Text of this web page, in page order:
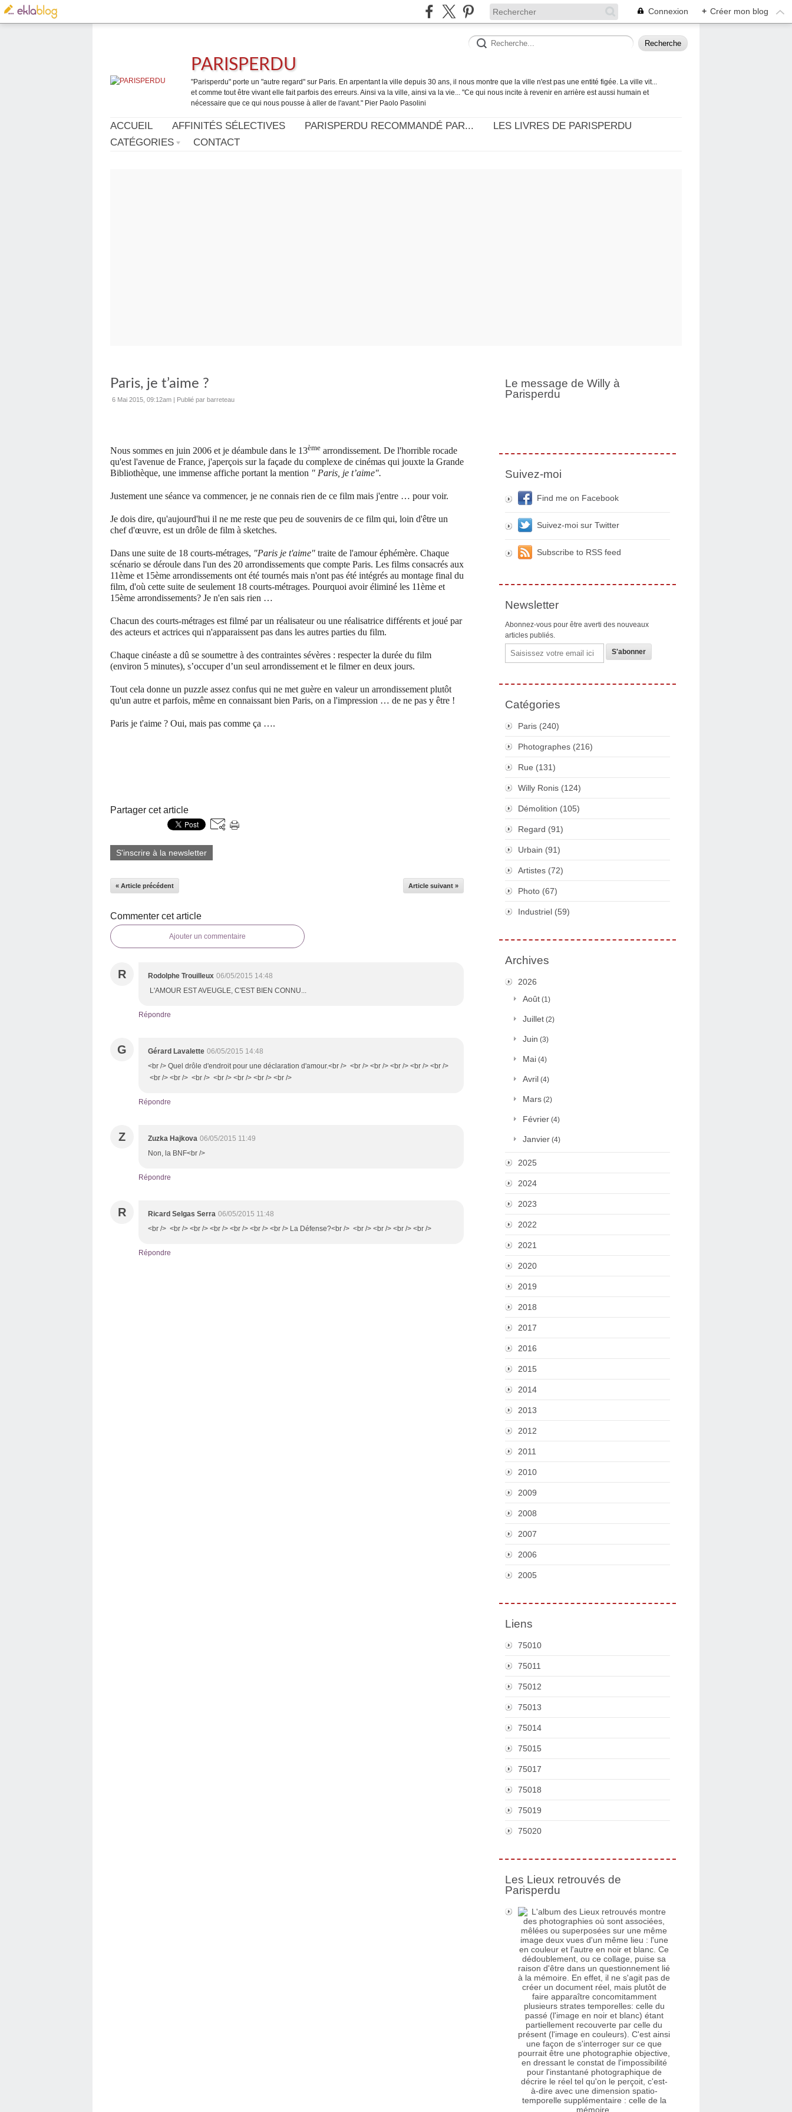
Connexion + Créer mon blog
PARISPERDU
"Parisperdu" porte un "autre regard" sur Paris. En arpentant la ville depuis 30 ans, il nous montre que la ville n'est pas une entité figée. La ville vit...
et comme tout être vivant elle fait parfois des erreurs. Ainsi va la ville, ainsi va la vie... "Ce qui nous incite à revenir en arrière est aussi humain et
nécessaire que ce qui nous pousse à aller de l'avant." Pier Paolo Pasolini
ACCUEIL AFFINITÉS SÉLECTIVES PARISPERDU RECOMMANDÉ PAR...
LES LIVRES DE PARISPERDU
CATÉGORIES
CONTACT
Paris, je t’aime ?
6 Mai 2015, 09:12am | Publié par barreteau
Nous sommes en juin 2006 et je déambule dans le 13ème arrondissement. De l'horrible rocade
qu'est l'avenue de France, j'aperçois sur la façade du complexe de cinémas qui jouxte la Grande
Bibliothèque, une immense affiche portant la mention " Paris, je t’aime".
Justement une séance va commencer, je ne connais rien de ce film mais j'entre … pour voir.
Je dois dire, qu'aujourd'hui il ne me reste que peu de souvenirs de ce film qui, loin d'être un
chef d'œuvre, est un drôle de film à sketches.
Dans une suite de 18 courts-métrages, "Paris je t'aime" traite de l'amour éphémère. Chaque
scénario se déroule dans l'un des 20 arrondissements que compte Paris. Les films consacrés aux
11ème et 15ème arrondissements ont été tournés mais n'ont pas été intégrés au montage final du
film, d'où cette suite de seulement 18 courts-métrages. Pourquoi avoir éliminé les 11ème et
15ème arrondissements? Je n'en sais rien …
Chacun des courts-métrages est filmé par un réalisateur ou une réalisatrice différents et joué par
des acteurs et actrices qui n'apparaissent pas dans les autres parties du film.
Chaque cinéaste a dû se soumettre à des contraintes sévères : respecter la durée du film
(environ 5 minutes), s’occuper d’un seul arrondissement et le filmer en deux jours.
Tout cela donne un puzzle assez confus qui ne met guère en valeur un arrondissement plutôt
qu'un autre et parfois, même en connaissant bien Paris, on a l'impression … de ne pas y être !
Paris je t'aime ? Oui, mais pas comme ça ….
Partager cet article
S'inscrire à la newsletter
« Article précédent Article suivant »
Commenter cet article
Ajouter un commentaire
R Rodolphe Trouilleux 06/05/2015 14:48
L'AMOUR EST AVEUGLE, C'EST BIEN CONNU...
Répondre
G Gérard Lavalette 06/05/2015 14:48
<br /> Quel drôle d'endroit pour une déclaration d'amour.<br /> <br /> <br /> <br /> <br /> <br />
<br /> <br /> <br /> <br /> <br /> <br /> <br />
Répondre
Z Zuzka Hajkova 06/05/2015 11:49
Non, la BNF<br />
Répondre
R Ricard Selgas Serra 06/05/2015 11:48
<br /> <br /> <br /> <br /> <br /> <br /> <br /> La Défense?<br /> <br /> <br /> <br /> <br />
Répondre
Le message de Willy à
Parisperdu
Suivez-moi
Find me on Facebook
Suivez-moi sur Twitter
Subscribe to RSS feed
Newsletter
Abonnez-vous pour être averti des nouveaux
articles publiés.
Email
Catégories
Paris (240)
Photographes (216)
Rue (131)
Willy Ronis (124)
Démolition (105)
Regard (91)
Urbain (91)
Artistes (72)
Photo (67)
Industriel (59)
Archives
2026
Août (1)
Juillet (2)
Juin (3)
Mai (4)
Avril (4)
Mars (2)
Février (4)
Janvier (4)
2025
2024
2023
2022
2021
2020
2019
2018
2017
2016
2015
2014
2013
2012
2011
2010
2009
2008
2007
2006
2005
Liens
75010
75011
75012
75013
75014
75015
75017
75018
75019
75020
Les Lieux retrouvés de
Parisperdu